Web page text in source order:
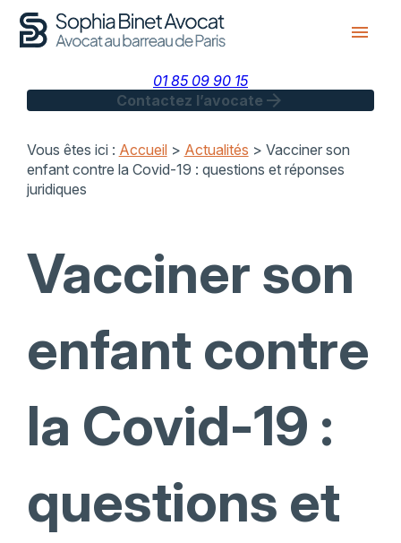
menu
01 85 09 90 15
Contactez l’avocate arrow_forward
Vous êtes ici : Accueil> Actualités > Vacciner son
enfant contre la Covid-19 : questions et réponses
juridiques
Vacciner son
enfant contre
la Covid-19 :
questions et
Panneau de gestion des cookies